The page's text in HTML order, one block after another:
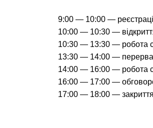
9:00 — 10:00 —
10:00 — 10:30 —
10:30 — 13:30 — робота
13:30 — 14:00 —
14:00 — 16:00 — робота
16:00 — 17:00 —
17:00 — 18:00 —